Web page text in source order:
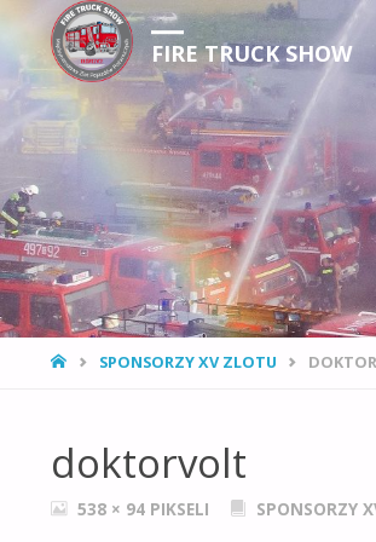
FIRE TRUCK SHOW
STRONA
SPONSORZY XV ZLOTU
doktorvolt
PEŁNY538 × 94 PIKSELI SPONSORZY